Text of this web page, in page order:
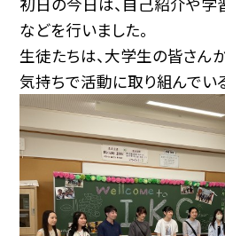
などを行いました。
生徒たちは、大学生の皆さん
気持ちで活動に取り組んでい